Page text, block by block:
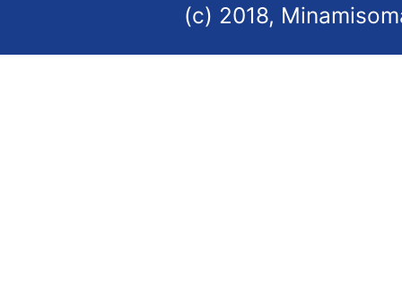
(c) 2018,